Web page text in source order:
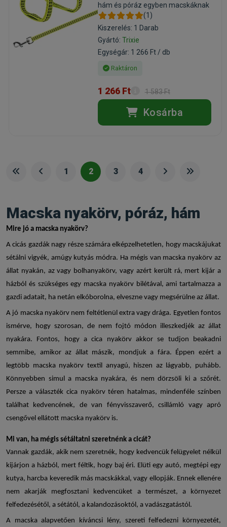
hám és póráz egyben macskáknak
(1)
Kiszerelés: 1 Darab
Gyártó: Trixie
Egységár: 1 266 Ft / db
Raktáron
1 266 Ft 1 583 Ft
Kosárba
1 2 3 4
Macska nyakörv, póráz, hám
Mire jó a macska nyakörv?
A cicás gazdák nagy része számára elképzelhetetlen, hogy macskájukat
sétálni vigyék, amúgy kutyás módra. Ha mégis van macska nyakörv az
állat nyakán, az vagy bolhanyakörv, vagy azért került rá, mert kijár a
házból és szükséges egy macska nyakörv bilétával, ami tartalmazza a
gazdi adatait, ha netán elkóborolna, elveszne vagy megsérülne az állat.
A jó macska nyakörvnem feltétlenül extra vagy drága. Egyetlen fontos
ismérve, hogy szorosan, de nem fojtó módon illeszkedjék az állat
nyakára. Fontos, hogy acica nyakörvakkor se tudjon beakadni
semmibe, amikor az állat mászik, mondjuk a fára. Éppen ezért a
legtöbb macska nyakörv textil anyagú, hiszen az lágyabb, puhább.
Könnyebben simul a macska nyakára, és nem dörzsöli ki a szőrét.
Persze a választék cica nyakörvtéren hatalmas, mindenféle színben
találhat kedvencének, de van fényvisszaverő, csillámló vagy apró
csengővel ellátott macska nyakörv is.
Mi van, ha mégis sétáltatni szeretnénk a cicát?
Vannak gazdák, akik nem szeretnék, hogy kedvencük felügyelet nélkül
kijárjon a házból, mert féltik, hogy baj éri. Elüti egy autó, megtépi egy
kutya, harcba keveredik más macskákkal, vagy ellopják. Ennek ellenére
nem akarják megfosztani kedvencüket a természet, a környezet
felfedezésétől, a sétától, a kalandozásoktól, a vadászgatástól.
A macska alapvetően kíváncsi lény, szereti felfedezni környezetét,